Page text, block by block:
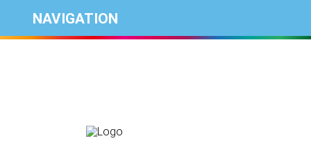
NAVIGATION